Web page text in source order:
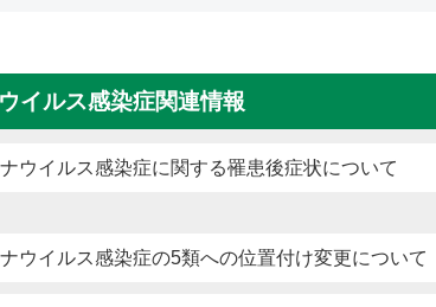
イルス感染症関連情報
ウイルス感染症に関する罹患後症状について
ウイルス感染症の5類への位置付け変更について